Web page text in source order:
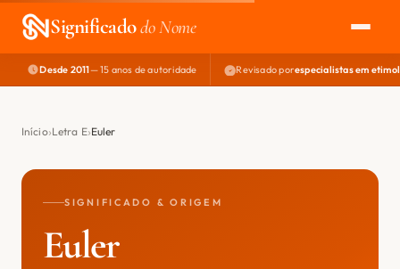
Significadodo Nome
EXPLORAR
NOME PERFEITO
Desde 2011— 15 anos de autoridade Revisado porespecialistas em
Início Letra E Euler
SIGNIFICADO & ORIGEM
Euler